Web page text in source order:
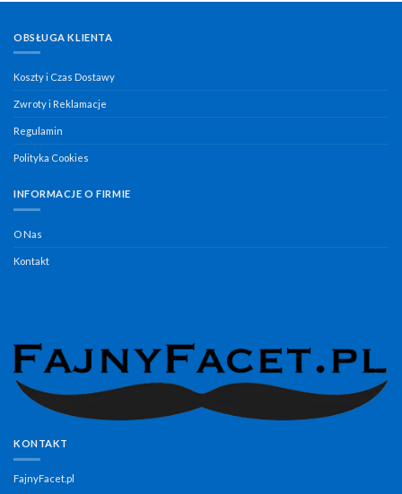
OBSŁUGA KLIENTA
Koszty i Czas Dostawy
Zwroty i Reklamacje
Regulamin
Polityka Cookies
INFORMACJE O FIRMIE
O Nas
Kontakt
KONTAKT
FajnyFacet.pl